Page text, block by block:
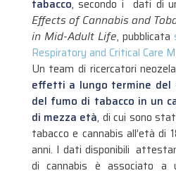
tabacco, secondo i dati di
Effects of Cannabis and
in Mid-Adult Life, pubblicata
Respiratory and Critical Care
Un team di ricercatori
effetti a lungo termine del
del fumo di tabacco in un
di mezza età, di cui sono
tabacco e cannabis all’età di
anni. I dati disponibili
di cannabis è associato a